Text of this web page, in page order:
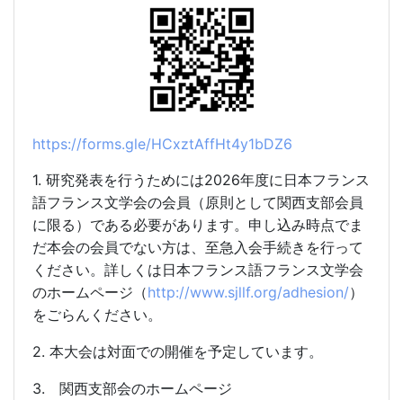
https://forms.gle/HCxztAffHt4y1bDZ6
1. 研究発表を行うためには2026年度に日本フランス
語フランス文学会の会員（原則として関西支部会員
に限る）である必要があります。申し込み時点でま
だ本会の会員でない方は、至急入会手続きを行って
ください。詳しくは日本フランス語フランス文学会
のホームページ（http://www.sjllf.org/adhesion/）
をごらんください。
2. 本大会は対面での開催を予定しています。
3. 関西支部会のホームページ